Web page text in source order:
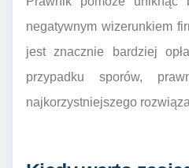
negatywnym wizerunkiem
jest znacznie bardziej
przypadku sporów,
najkorzystniejszego